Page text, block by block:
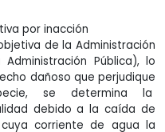
por inacción
de la Administración
Pública), lo
dañoso que perjudique
se determina la
debido a la caída de
corriente de agua la